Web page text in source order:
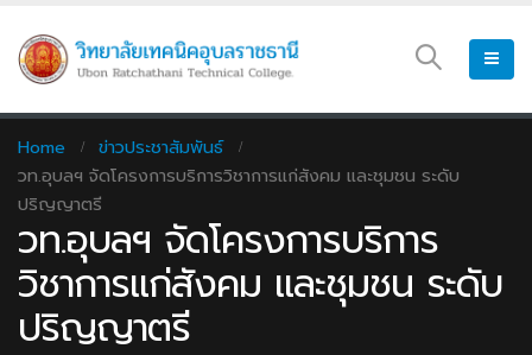
Home
ข่าวประชาสัมพันธ์
วท.อุบลฯ จัดโครงการบริการวิชาการแก่สังคม และชุมชน ระดับ
ปริญญาตรี
วท.อุบลฯ จัดโครงการบริการ
วิชาการแก่สังคม และชุมชน ระดับ
ปริญญาตรี